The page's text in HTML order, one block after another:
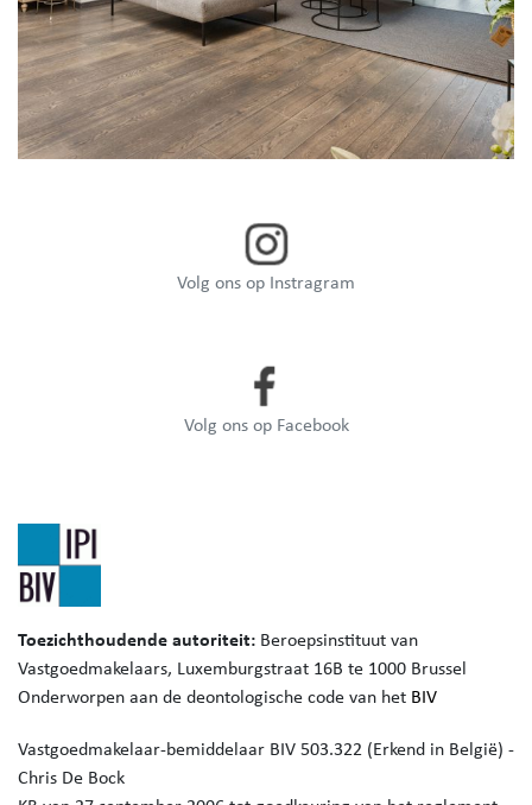
Volg ons op Instragram
Volg ons op Facebook
Toezichthoudende autoriteit: Beroepsinstituut van
Vastgoedmakelaars, Luxemburgstraat 16B te 1000 Brussel
Onderworpen aan de deontologische code van het BIV
Vastgoedmakelaar-bemiddelaar BIV 503.322 (Erkend in België) -
Chris De Bock